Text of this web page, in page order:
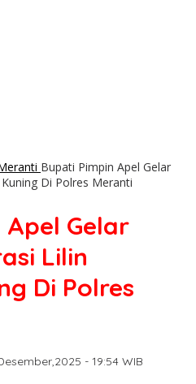
Bupati Pimpin Apel Gelar
Di Polres Meranti
Gelar
Lilin
Di Polres
- 19:54 WIB